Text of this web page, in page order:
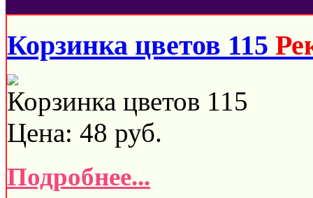
Корзинка цветов 115
Корзинка цветов 115
Цена: 48 руб.
Подробнее...